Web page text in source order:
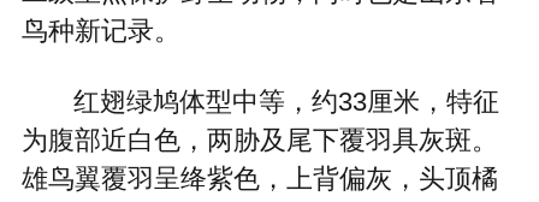
鸟种新记录。
红翅绿鸠体型中等，约33厘米，特征
为腹部近白色，两胁及尾下覆羽具灰斑。
雄鸟翼覆羽呈绛紫色，上背偏灰，头顶橘